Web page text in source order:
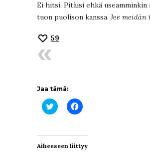
Ei hitsi. Pitäisi ehkä useamminkin
tuon puolison kanssa. Jee
59
Jaa tämä:
Jaa
Twitterissä(Avautuu
Jaa
Facebookissa(Avautuu
Aiheeseen liittyy